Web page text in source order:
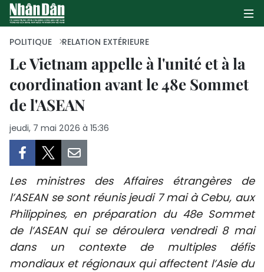
PAGE D'ACCUEIL
CULTURE
TOURISME
ENVIRONNEMENT
POLITIQUE RELATION EXTÉRIEURE
Le Vietnam appelle à l'unité et à la
coordination avant le 48e Sommet
de l'ASEAN
jeudi, 7 mai 2026 à 15:36
Les ministres des Affaires étrangères de
l’ASEAN se sont réunis jeudi 7 mai à Cebu, aux
Philippines, en préparation du 48e Sommet
de l’ASEAN qui se déroulera vendredi 8 mai
dans un contexte de multiples défis
mondiaux et régionaux qui affectent l’Asie du